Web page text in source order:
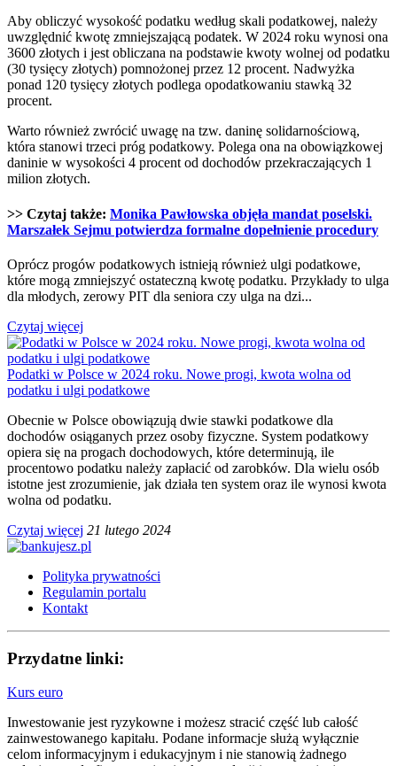
Aby obliczyć wysokość podatku według skali podatkowej, należy
uwzględnić kwotę zmniejszającą podatek. W 2024 roku wynosi ona
3600 złotych i jest obliczana na podstawie kwoty wolnej od podatku
(30 tysięcy złotych) pomnożonej przez 12 procent. Nadwyżka
ponad 120 tysięcy złotych podlega opodatkowaniu stawką 32
procent.
Warto również zwrócić uwagę na tzw. daninę solidarnościową,
która stanowi trzeci próg podatkowy. Polega ona na obowiązkowej
daninie w wysokości 4 procent od dochodów przekraczających 1
milion złotych.
>> Czytaj także: Monika Pawłowska objęła mandat poselski.
Marszałek Sejmu potwierdza formalne dopełnienie procedury
Oprócz progów podatkowych istnieją również ulgi podatkowe,
które mogą zmniejszyć ostateczną kwotę podatku. Przykłady to ulga
dla młodych, zerowy PIT dla seniora czy ulga na dzi...
Czytaj więcej
Podatki w Polsce w 2024 roku. Nowe progi, kwota wolna od
podatku i ulgi podatkowe
Obecnie w Polsce obowiązują dwie stawki podatkowe dla
dochodów osiąganych przez osoby fizyczne. System podatkowy
opiera się na progach dochodowych, które determinują, ile
procentowo podatku należy zapłacić od zarobków. Dla wielu osób
istotne jest zrozumienie, jak działa ten system oraz ile wynosi kwota
wolna od podatku.
Czytaj więcej 21 lutego 2024
Polityka prywatności
Regulamin portalu
Kontakt
Przydatne linki:
Kurs euro
Inwestowanie jest ryzykowne i możesz stracić część lub całość
zainwestowanego kapitału. Podane informacje służą wyłącznie
celom informacyjnym i edukacyjnym i nie stanowią żadnego